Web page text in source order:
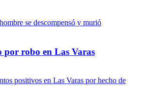
por robo en Las Varas